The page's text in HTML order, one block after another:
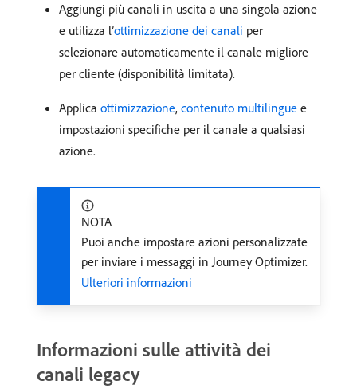
Aggiungi più canali in uscita a una singola azione
e utilizza l’ottimizzazione dei canali per
selezionare automaticamente il canale migliore
per cliente (disponibilità limitata).
Applica ottimizzazione, contenuto multilingue e
impostazioni specifiche per il canale a qualsiasi
azione.
NOTA
Puoi anche impostare azioni personalizzate
per inviare i messaggi in Journey Optimizer.
Ulteriori informazioni
Informazioni sulle attività dei
canali legacy